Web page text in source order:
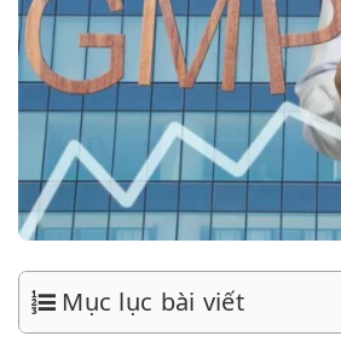
Mục lục bài viết